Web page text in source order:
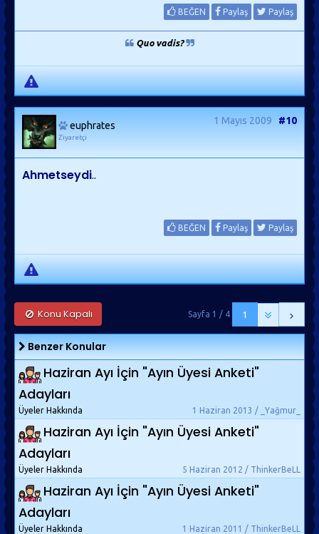
BEĞEN Paylaş Paylaş
Quo vadis?
euphrates
Ziyaretçi
1 Mayıs 2009 #10
Ahmetseydi..
BEĞEN Paylaş Paylaş
Konu Kapalı 1
Sayfa 1 / 4
Benzer Konular
Haziran Ayı İçin "Ayın Üyesi Anketi"
Adayları
1 Haziran 2013 / _Yağmur_
Üyeler Hakkında
Haziran Ayı İçin "Ayın Üyesi Anketi"
Adayları
5 Haziran 2012 / ThinkerBeLL
Üyeler Hakkında
Haziran Ayı İçin "Ayın Üyesi Anketi"
Adayları
1 Haziran 2011 / ThinkerBeLL
Üyeler Hakkında